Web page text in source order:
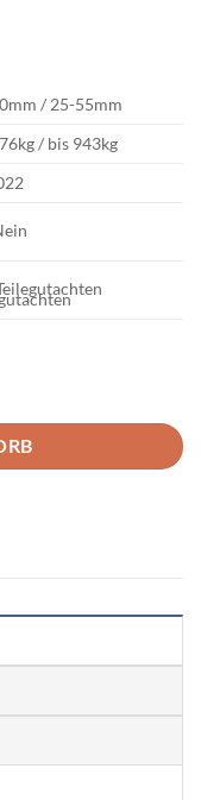
/ 25-55mm
/ bis 943kg
GR86/BRZ Menge